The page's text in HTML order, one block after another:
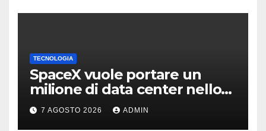
TECNOLOGIA
SpaceX vuole portare un
milione di data center nello
spazio: Nvidia sarà il cervello
7 AGOSTO 2026 ADMIN